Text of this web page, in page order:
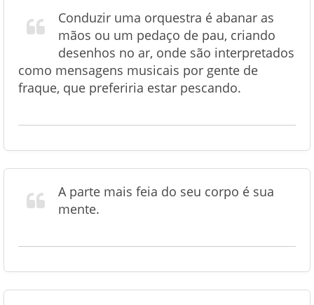
Conduzir uma orquestra é abanar as
mãos ou um pedaço de pau, criando
desenhos no ar, onde são interpretados
como mensagens musicais por gente de
fraque, que preferiria estar pescando.
A parte mais feia do seu corpo é sua
mente.